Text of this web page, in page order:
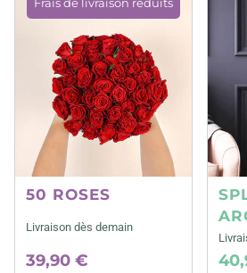
50 ROSES
Livraison dès demain
39,90 €